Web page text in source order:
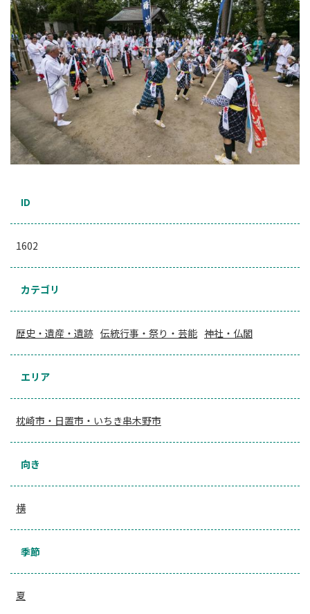
ID
1602
カテゴリ
歴史・遺産・遺跡 伝統行事・祭り・芸能 神社・仏閣
エリア
枕崎市・日置市・いちき串木野市
向き
横
季節
夏